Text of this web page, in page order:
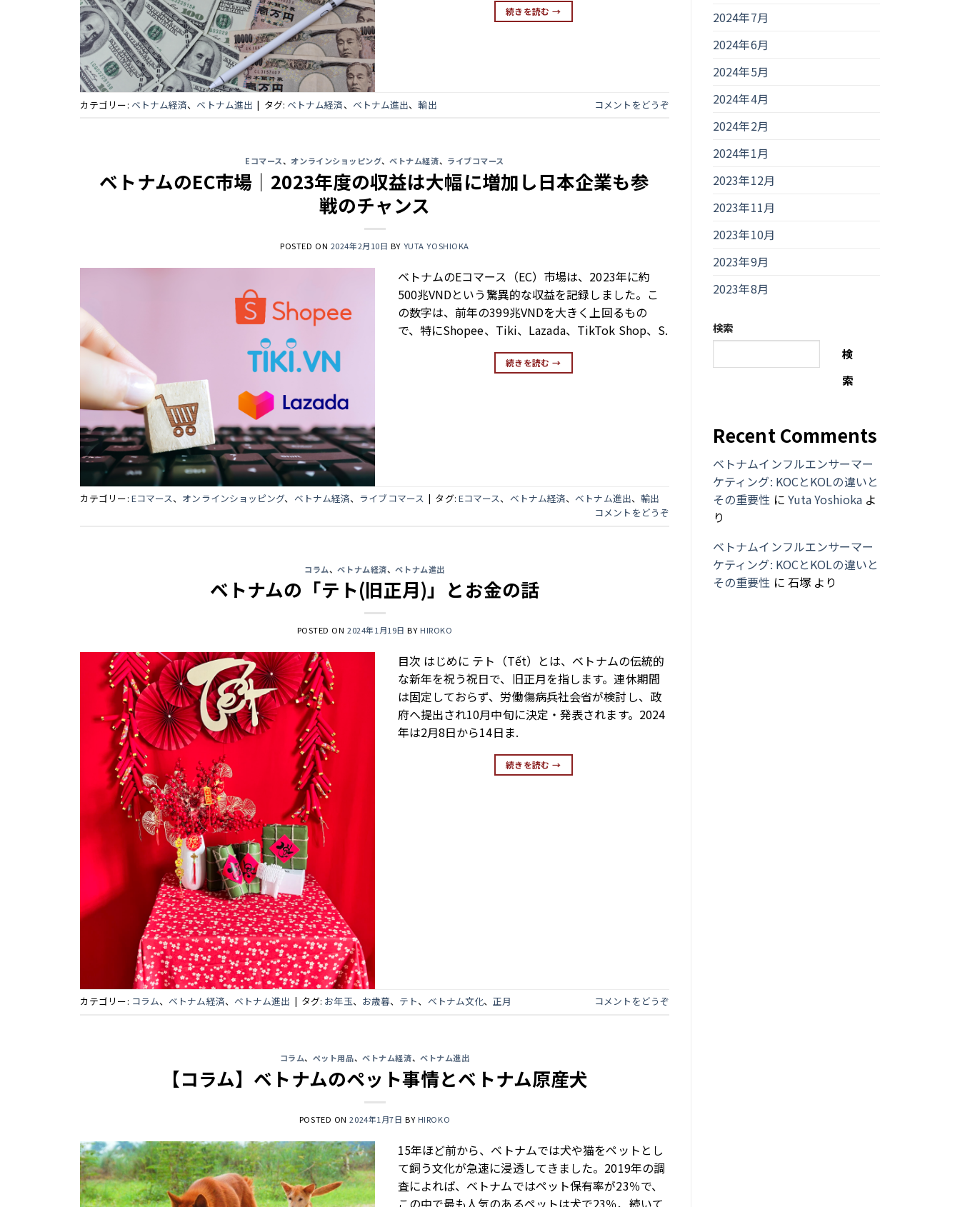
続きを読む→
カテゴリー: ベトナム経済、 ベトナム進出 | タグ: ベトナム経済、 ベトナム進出、輸出 コメントをどうぞ
Eコマース、オンラインショッピング、ベトナム経済、 ライブコマース
ベトナムのEC市場｜2023年度の収益は大幅に増加し日本企業も参
戦のチャンス
POSTED ON 2024年2月10日 BY YUTA YOSHIOKA
ベトナムのEコマース（EC）市場は、2023年に約
500兆VNDという驚異的な収益を記録しました。こ
の数字は、前年の399兆VNDを大きく上回るもの
で、特にShopee、Tiki、Lazada、TikTok Shop、S.
続きを読む→
カテゴリー: Eコマース、 オンラインショッピング、 ベトナム経済、 ライブコマース | タグ: Eコマース、 ベトナム経済、 ベトナム進出、 輸出
コメントをどうぞ
コラム、ベトナム経済、ベトナム進出
ベトナムの「テト(旧正月)」とお金の話
POSTED ON2024年1月19日 BY HIROKO
目次 はじめに テト（Tết）とは、ベトナムの伝統的
な新年を祝う祝日で、旧正月を指します。連休期間
は固定しておらず、労働傷病兵社会省が検討し、政
府へ提出され10月中旬に決定・発表されます。2024
年は2月8日から14日ま.
続きを読む→
カテゴリー: コラム、 ベトナム経済、 ベトナム進出 | タグ: お年玉、 お歳暮、 テト、 ベトナム文化、正月 コメントをどうぞ
コラム、 ペット用品、ベトナム経済、ベトナム進出
【コラム】ベトナムのペット事情とベトナム原産犬
POSTED ON2024年1月7日 BY HIROKO
15年ほど前から、ベトナムでは犬や猫をペットとし
て飼う文化が急速に浸透してきました。2019年の調
査によれば、ベトナムではペット保有率が23％で、
この中で最も人気のあるペットは犬で23％、続いて
2024年7月
2024年6月
2024年5月
2024年4月
2024年2月
2024年1月
2023年12月
2023年11月
2023年10月
2023年9月
2023年8月
検索
検
索
Recent Comments
ベトナムインフルエンサーマー
ケティング: KOCとKOLの違いと
その重要性 に Yuta Yoshioka よ
り
ベトナムインフルエンサーマー
ケティング: KOCとKOLの違いと
その重要性 に 石塚 より